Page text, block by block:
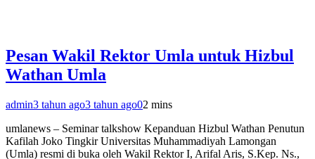
Pesan Wakil Rektor Umla untuk Hizbul
Wathan Umla
admin3 tahun ago3 tahun ago02 mins
umlanews – Seminar talkshow Kepanduan Hizbul Wathan Penutun
Kafilah Joko Tingkir Universitas Muhammadiyah Lamongan
(Umla) resmi di buka oleh Wakil Rektor I, Arifal Aris, S.Kep. Ns.,